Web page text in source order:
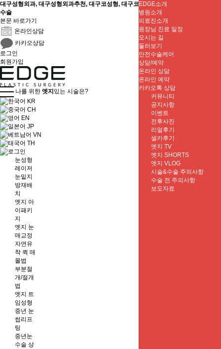
대구성형외과, 대구성형외과추천, 대구코성형, 대구코수술, 대구콧볼축소, 대구코재
수술
본문 바로가기
온라인상담
카카오상담
로그인
회원가입
나를 위한 엣지 있는 시술은?
KR
CH
EN
JP
VN
TH
눈성형
레이저
눈밑지
방재배
치
엣지 아
이패키
지
엣지 눈
매교정
자연유
착 퀵 매
몰법
부분절
개/절개
법
엣지 트
임성형
중년 눈
썹리프
팅
중년눈
수술 상
EDGE소개
병원소개
의료진소개
원장님 진료 일정
오시는 길
둘러보기
안전수술케어
상담/예약
온라인 상담
온라인 예약
카카오톡 상담
커뮤니티
공지사항
이벤트
전후사진
리얼후기
셀카후기
엣지 TV
엣지 SHORTS
엣지 VLOG
시술&수술 주의사항
수술 전 주의사항
보도자료